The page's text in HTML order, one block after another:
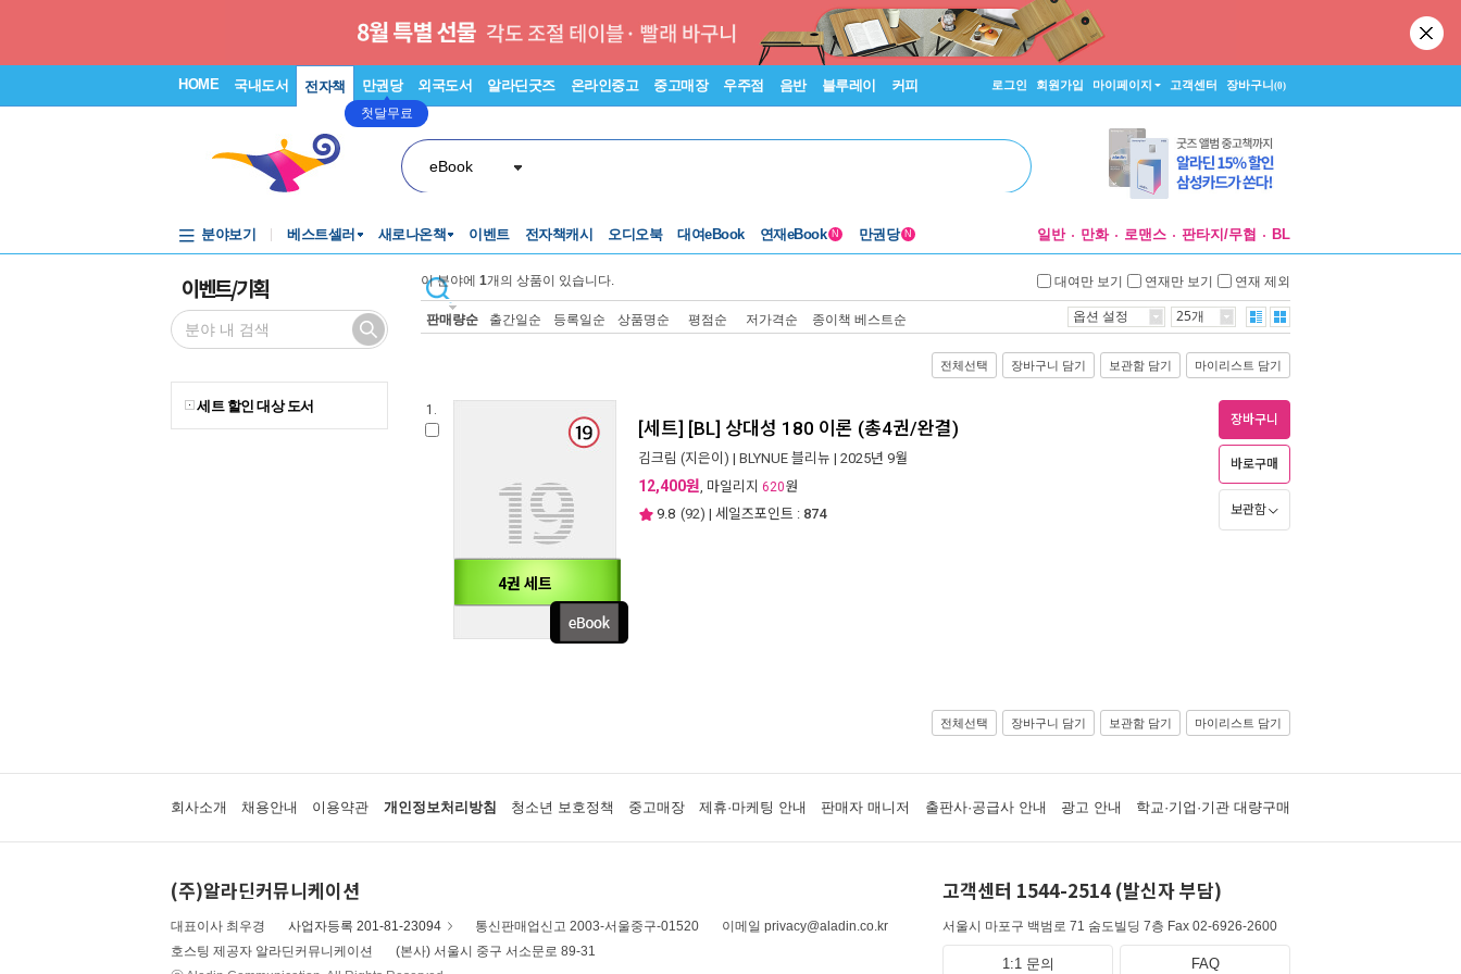
HOME 국내도서 전자책 만권당
첫달무료
외국도서 알라딘굿즈 온라인중고 중고매장 우주점 음반 블루레이 커피 로그인 회원가입 마이페이지 고객센터 장바구니(0)
eBook
분야보기 베스트셀러 새로나온책 이벤트 전자책캐시 오디오북 대여eBook 연재eBook N 만권당 N 일반 만화 로맨스 판타지/무협 BL
이벤트/기획
세트 할인 대상 도서
이 분야에 1개의 상품이 있습니다. 대여만 보기 연재만 보기 연재 제외
판매량순 출간일순 등록일순 상품명순 평점순 저가격순 종이책 베스트순 옵션 설정 25개
전체선택 장바구니 담기 보관함 담기 마이리스트 담기
1.
4권 세트
[세트] [BL] 상대성 180 이론 (총4권/완결)
김크림 (지은이) | BLYNUE 블리뉴 | 2025년 9월
12,400원, 마일리지 620원
9.8 (92) | 세일즈포인트 : 874
장바구니
바로구매
보관함
전체선택 장바구니 담기 보관함 담기 마이리스트 담기
회사소개 채용안내 이용약관 개인정보처리방침 청소년 보호정책 중고매장 제휴·마케팅 안내 판매자 매니저 출판사·공급사 안내 광고 안내 학교·기업·기관 대량구매
(주)알라딘커뮤니케이션
대표이사 최우경 사업자등록 201-81-23094 통신판매업신고 2003-서울중구-01520
이메일 privacy@aladin.co.kr
호스팅 제공자 알라딘커뮤니케이션
(본사) 서울시 중구 서소문로 89-31
고객센터 1544-2514 (발신자 부담)
서울시 마포구 백범로 71 숨도빌딩 7층 Fax 02-6926-2600
1:1 문의 FAQ